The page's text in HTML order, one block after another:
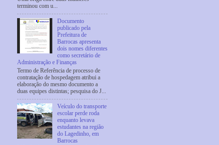
terminou com u...
Documento
publicado pela
Prefeitura de
Barrocas apresenta
dois nomes diferentes
como secretário de
Administração e Finanças
Termo de Referência de processo de
contratação de hospedagem atribui a
elaboração do mesmo documento a
duas equipes distintas; pesquisa do J...
Veículo do transporte
escolar perde roda
enquanto levava
estudantes na região
do Lagedinho, em
Barrocas